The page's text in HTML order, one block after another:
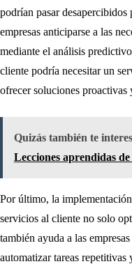
podrían pasar
empresas anticiparse a las
mediante el análisis
cliente podría necesitar un
ofrecer soluciones proactivas
Quizás también te
Lecciones aprendidas de
Por último, la
servicios al cliente no solo
también ayuda a las
automatizar tareas